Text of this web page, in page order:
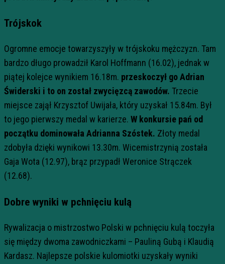
Trójskok
Ogromne emocje towarzyszyły w trójskoku mężczyzn. Tam
bardzo długo prowadził Karol Hoffmann (16.02), jednak w
piątej kolejce wynikiem 16.18m. przeskoczył go Adrian
Świderski i to on został zwycięzcą zawodów. Trzecie
miejsce zajął Krzysztof Uwijała, który uzyskał 15.84m. Był
to jego pierwszy medal w karierze. W konkursie pań od
początku dominowała Adrianna Szóstek. Złoty medal
zdobyła dzięki wynikowi 13.30m. Wicemistrzynią została
Gaja Wota (12.97), brąz przypadł Weronice Strączek
(12.68).
Dobre wyniki w pchnięciu kulą
Rywalizacja o mistrzostwo Polski w pchnięciu kulą toczyła
się między dwoma zawodniczkami – Pauliną Gubą i Klaudią
Kardasz. Najlepsze polskie kulomiotki uzyskały wyniki